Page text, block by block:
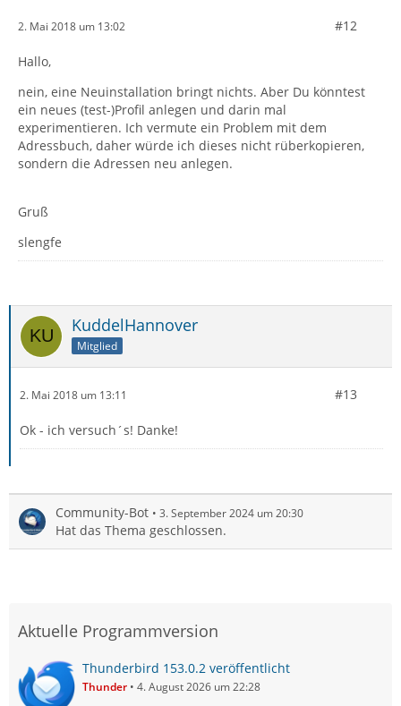
2. Mai 2018 um 13:02 #12
Hallo,
nein, eine Neuinstallation bringt nichts. Aber Du könntest
ein neues (test-)Profil anlegen und darin mal
experimentieren. Ich vermute ein Problem mit dem
Adressbuch, daher würde ich dieses nicht rüberkopieren,
sondern die Adressen neu anlegen.
Gruß
slengfe
KuddelHannover
Mitglied
2. Mai 2018 um 13:11 #13
Ok - ich versuch´s! Danke!
Community-Bot 3. September 2024 um 20:30
Hat das Thema geschlossen.
Aktuelle Programmversion
Thunderbird 153.0.2 veröffentlicht
Thunder 4. August 2026 um 22:28